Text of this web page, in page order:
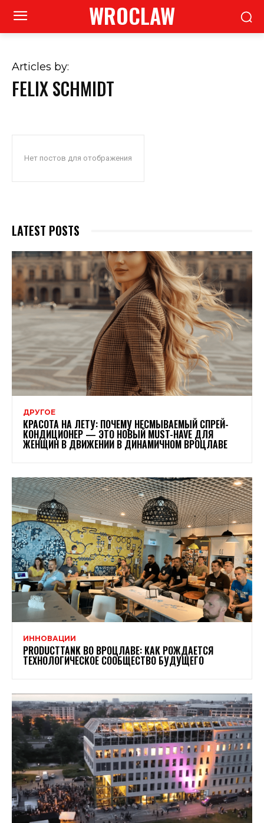
WROCLAW
Articles by:
FELIX SCHMIDT
Нет постов для отображения
LATEST POSTS
ДРУГОЕ
КРАСОТА НА ЛЕТУ: ПОЧЕМУ НЕСМЫВАЕМЫЙ СПРЕЙ-
КОНДИЦИОНЕР — ЭТО НОВЫЙ MUST-HAVE ДЛЯ
ЖЕНЩИН В ДВИЖЕНИИ В ДИНАМИЧНОМ ВРОЦЛАВЕ
ИННОВАЦИИ
PRODUCTTANK ВО ВРОЦЛАВЕ: КАК РОЖДАЕТСЯ
ТЕХНОЛОГИЧЕСКОЕ СООБЩЕСТВО БУДУЩЕГО